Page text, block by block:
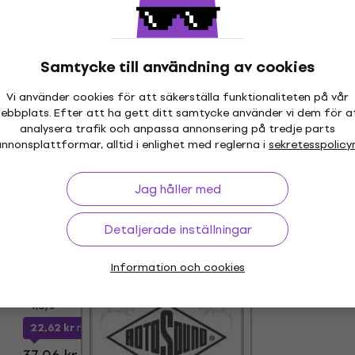
Samtycke till användning av cookies
Vi använder cookies för att säkerställa funktionaliteten på vår
Efter att ha gett ditt samtycke använder vi dem för
analysera trafik och anpassa annonsering på tredje parts
alltid i enlighet med reglerna i
Jag håller med
Detaljerade inställningar
Information och cookies
Rotosound NC064 Enkel gitarrsträng
Enkel gitarrsträng
5/5
37,06 kr
I lager för E-shop
Mängdrabatt
Rotosound NC 054 Enkel gitarrsträng
4,8/5
22,62 krmed kodMUZMUZ-35
Mängdrabatt